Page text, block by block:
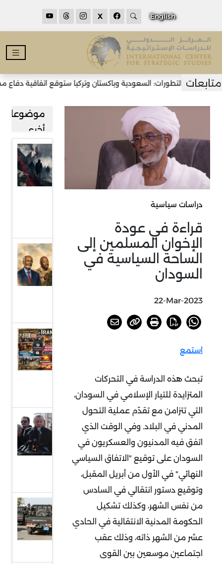
English
X
التطورات: السعودية وباكستان وتركيا ستوقع اتفاقية دفاع مشترك
دراسات سياسية
قراءة في عودة
الإخوان المسلمين إلى
الساحة السياسية في
السودان
22-Mar-2023
استمع
تبحث هذه الدراسة في التحركات
المتزايدة للتيار الإسلامي في السودان،
التي تتزامن مع تقدّم عملية التحول
المدني في البلاد. وفي الوقت الذي
اتفق فيه المدنيون والعسكريون في
السودان على توقيع "الاتفاق السياسي
النهائي" في الأول من أبريل المقبل،
وتوقيع دستور انتقالي في السادس
من نفس الشهر، وكذلك تشكيل
الحكومة المدنية الانتقالية في الحادي
عشر من الشهر ذاته، وذلك عقب
اجتماعين موسعين بين القوى
موضوعات
أخرى
وتدويل
فكرة
إخوان
السودان
واستحقاقات
محتملة
الزلزال
والأبعاد
السياسية
في تركيا
وسوريا
مشروع
المصالحة
الوطنية